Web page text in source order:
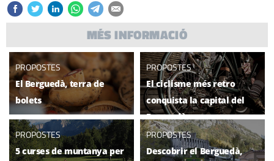
MÉS INFORMACIÓ
PROPOSTES
El Berguedà, terra de
bolets
PROPOSTES
El ciclisme més retro
conquista la capital del
Berguedà
PROPOSTES
5 curses de muntanya per
PROPOSTES
Descobrir el Berguedà,